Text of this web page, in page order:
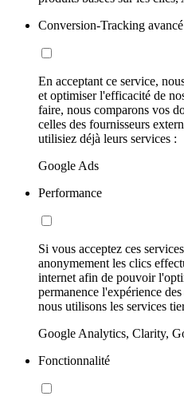
Conversion-Tracking avancé
En acceptant ce service,
et optimiser l'efficacité de
faire, nous comparons vos
celles des fournisseurs
utilisiez déjà leurs services :
Google Ads
Performance
Si vous acceptez ces
anonymement les clics
internet afin de pouvoir
permanence l'expérience
nous utilisons les services
Google Analytics, Clarity,
Fonctionnalité